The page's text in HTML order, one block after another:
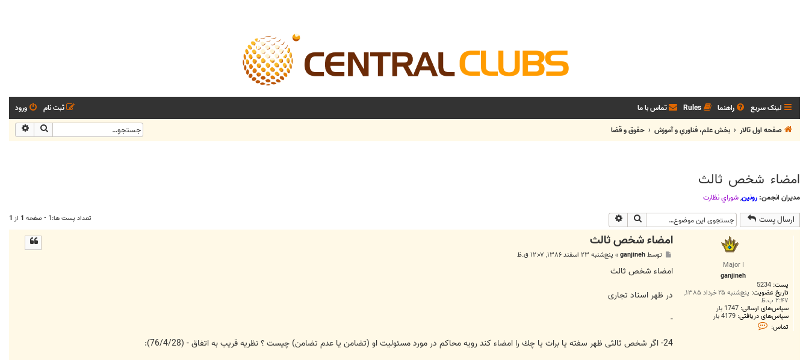
لینک سریع راهنما Rules تماس با ما ورود
ثبت نام
صفحه اول تالار
بخش علم، فناوري و آموزش حقوق و قضا جستجو
امضاء شخص ثالث
مدیران انجمن: رونین,شوراي نظارت
ارسال پست جستجو تعداد پست ها:1 • صفحه 1 از 1
Major I
ganjineh
پست: 5234
تاریخ عضویت: پنج‌شنبه ۲۵ خرداد ۱۳۸۵,
۲:۴۷ ب.ظ
سپاس‌های ارسالی: 1747 بار
سپاس‌های دریافتی: 4179 بار
تماس:
ت
امضاء شخص ثالث
ت
توسطganjineh
» پنج‌شنبه ۲۳ اسفند ۱۳۸۶, ۱۲:۰۷ ق.ظ
امضاء شخص ثالث
در ظهر اسناد تجارى
-
24- اگر شخص ثالثى ظهر سفته يا برات يا چك را امضاء كند رويه محاكم در مورد مسئوليت او (تضامن يا عدم تضامن) چيست ؟ نظريه قريب به اتفاق - (76/4/28):